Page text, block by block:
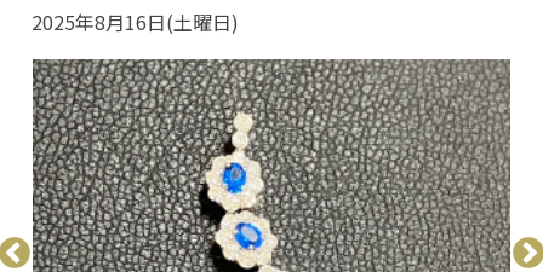
2025年8月16日(土曜日)